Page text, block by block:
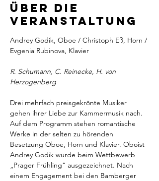
Über die
Veranstaltung
Andrey Godik, Oboe / Christoph Eß, Horn /
Evgenia Rubinova, Klavier
R. Schumann, C. Reinecke, H. von
Herzogenberg
Drei mehrfach preisgekrönte Musiker
gehen ihrer Liebe zur Kammermusik nach.
Auf dem Programm stehen romantische
Werke in der selten zu hörenden
Besetzung Oboe, Horn und Klavier. Oboist
Andrey Godik wurde beim Wettbewerb
„Prager Frühling“ ausgezeichnet. Nach
einem Engagement bei den Bamberger